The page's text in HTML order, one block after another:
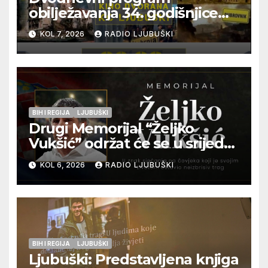
obilježavanja 34. godišnjice
pogibije generala Blaža
Kraljevića i osmorice
pripadnika HOS-a
KOL 7, 2026 RADIO LJUBUŠKI
BIH I REGIJA LJUBUŠKI
Drugi Memorijal “Željko
Vukšić” održat će se u srijedu
12. kolovoza u Otoku
KOL 6, 2026 RADIO LJUBUŠKI
BIH I REGIJA LJUBUŠKI
Ljubuški: Predstavljena knjiga